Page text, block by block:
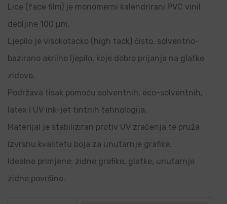
Lice (face film) je monomerni kalendrirani PVC vinil
debljine 100 µm.
Ljepilo je visokotacko (high tack) čisto, solventno-
bazirano akrilno ljepilo, koje dobro prijanja na glatke
zidove.
Podržava tisak pomoću solventnih, eco-solventnih,
latex i UV ink-jet tintnih tehnologija.
Materijal je stabiliziran protiv UV zračenja te pruža
izvrsnu kvalitetu boja za unutarnje grafike.
Idealne primjene: zidne grafike, glatke, unutarnje
zidne površine.